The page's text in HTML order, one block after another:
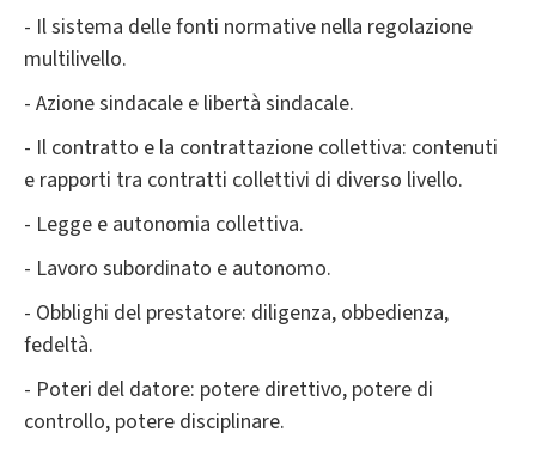
- Il sistema delle fonti normative nella regolazione
multilivello.
- Azione sindacale e libertà sindacale.
- Il contratto e la contrattazione collettiva: contenuti
e rapporti tra contratti collettivi di diverso livello.
- Legge e autonomia collettiva.
- Lavoro subordinato e autonomo.
- Obblighi del prestatore: diligenza, obbedienza,
fedeltà.
- Poteri del datore: potere direttivo, potere di
controllo, potere disciplinare.